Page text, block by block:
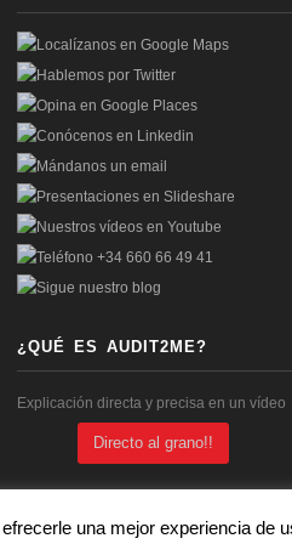
¿QUÉ ES AUDIT2ME?
Explicación directa y precisa en un vídeo
Directo al grano!!
una mejor experiencia de